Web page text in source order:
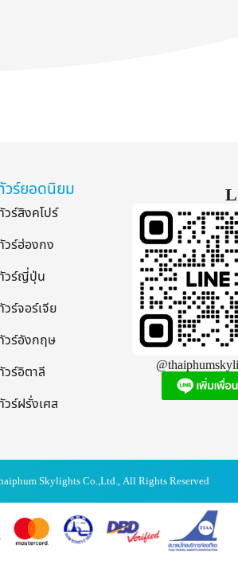
วร์ยอดนิยม
วร์สิงคโปร์
วร์ฮ่องกง
วร์ญี่ปุ่น
วร์จอร์เจีย
วร์อังกฤษ
วร์อิตาลี
วร์ฝรั่งเศส
Skylights Co.,Ltd., All Rights Reserved